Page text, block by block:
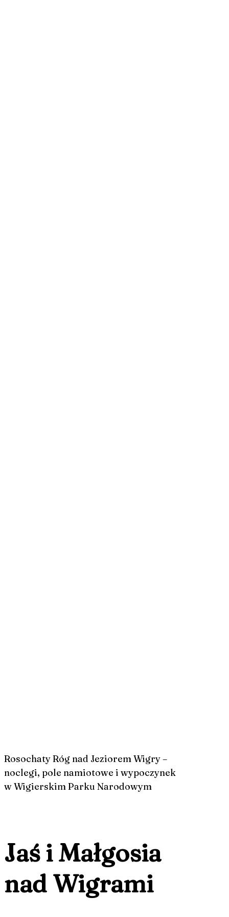
Rosochaty Róg nad Jeziorem Wigry –
noclegi, pole namiotowe i wypoczynek
w Wigierskim Parku Narodowym
Jaś i Małgosia
nad Wigrami